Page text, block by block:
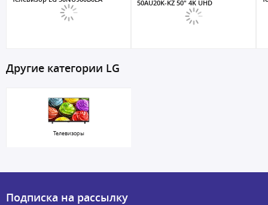
50AU20K-KZ 50" 4K UHD
Другие категории LG
Телевизоры
Подписка на рассылку